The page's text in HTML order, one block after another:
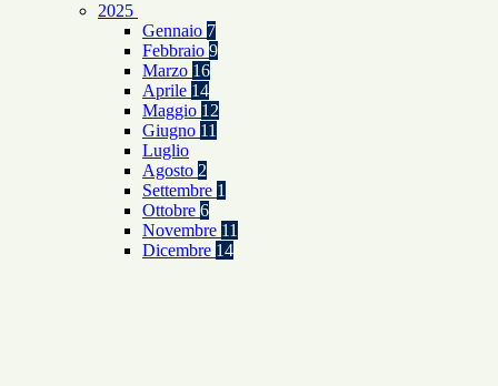
2025
Gennaio 7
Febbraio 9
Marzo 16
Aprile 14
Maggio 12
Giugno 11
Luglio
Agosto 2
Settembre 1
Ottobre 6
Novembre 11
Dicembre 14